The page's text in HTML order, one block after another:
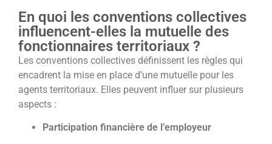
En quoi les conventions collectives
influencent-elles la mutuelle des
fonctionnaires territoriaux ?
Les conventions collectives définissent les règles qui
encadrent la mise en place d’une mutuelle pour les
agents territoriaux. Elles peuvent influer sur plusieurs
aspects :
Participation financière de l’employeur